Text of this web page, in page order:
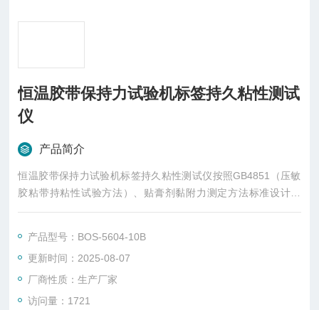
恒温胶带保持力试验机标签持久粘性测试
仪
产品简介
恒温胶带保持力试验机标签持久粘性测试仪按照GB4851（压敏
胶粘带持粘性试验方法）、贴膏剂黏附力测定方法标准设计制
造，适用于压敏胶粘带、不干胶、贴膏剂、热溶胶等产品进行持
产品型号：BOS-5604-10B
更新时间：2025-08-07
厂商性质：生产厂家
访问量：1721